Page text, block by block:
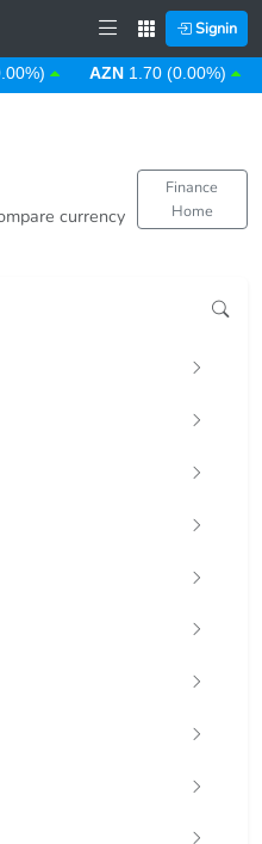
Signin
AZN 1.70 (0.00%)
currency
Finance
Home